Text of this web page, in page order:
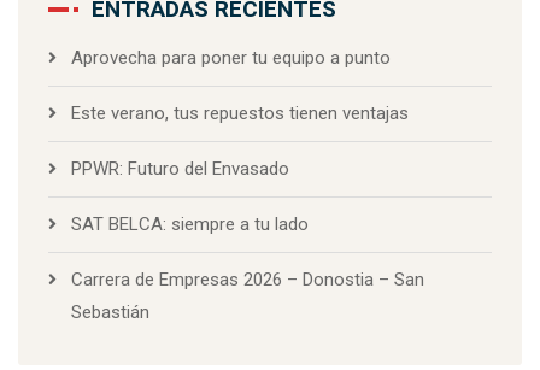
ENTRADAS RECIENTES
Aprovecha para poner tu equipo a punto
Este verano, tus repuestos tienen ventajas
PPWR: Futuro del Envasado
SAT BELCA: siempre a tu lado
Carrera de Empresas 2026 – Donostia – San
Sebastián